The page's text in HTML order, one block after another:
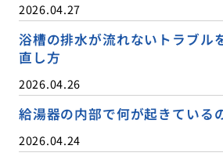
2026.04.27
浴槽の排水が流れないトラブル
直し方
2026.04.26
給湯器の内部で何が起きている
2026.04.24